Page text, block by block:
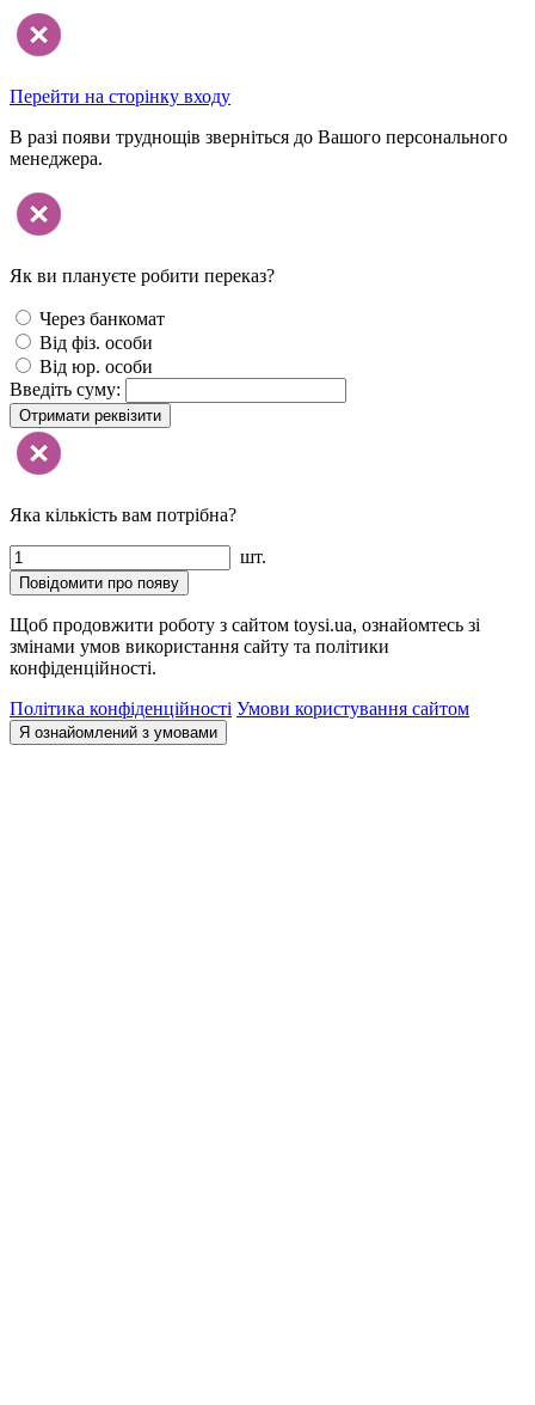
Перейти на сторінку входу
В разі появи труднощів зверніться до Вашого персонального
менеджера.
Як ви плануєте робити переказ?
Через банкомат
Від фіз. особи
Від юр. особи
Введіть суму:
Отримати реквізити
Яка кількість вам потрібна?
шт.
Повідомити про появу
Щоб продовжити роботу з сайтом toysi.ua, ознайомтесь зі
змінами умов використання сайту та політики
конфіденційності.
Політика конфіденційності Умови користування сайтом
Я ознайомлений з умовами